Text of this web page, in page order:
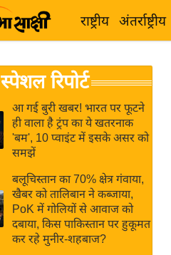
राष्ट्रीय अंतर्राष्ट्रीय
स्पेशल रिपोर्ट
आ गई बुरी खबर! भारत पर फूटने
ही वाला है ट्रंप का ये खतरनाक
'बम', 10 प्वाइंट में इसके असर को
समझें
बलूचिस्तान का 70% क्षेत्र गंवाया,
खैबर को तालिबान ने कब्जाया,
PoK में गोलियों से आवाज को
दबाया, किस पाकिस्तान पर हुकूमत
कर रहे मुनीर-शहबाज?